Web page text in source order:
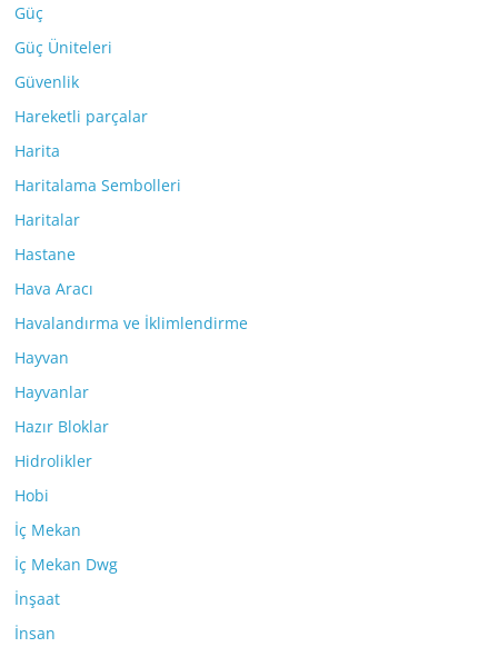
Güç
Güç Üniteleri
Güvenlik
Hareketli parçalar
Harita
Haritalama Sembolleri
Haritalar
Hastane
Hava Aracı
Havalandırma ve İklimlendirme
Hayvan
Hayvanlar
Hazır Bloklar
Hidrolikler
Hobi
İç Mekan
İç Mekan Dwg
İnşaat
İnsan